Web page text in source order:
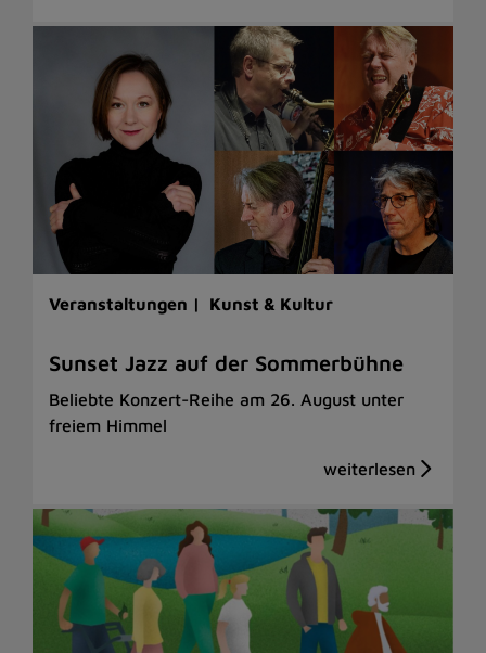
Veranstaltungen | Kunst & Kultur
Sunset Jazz auf der Sommerbühne
Beliebte Konzert-Reihe am 26. August unter
freiem Himmel